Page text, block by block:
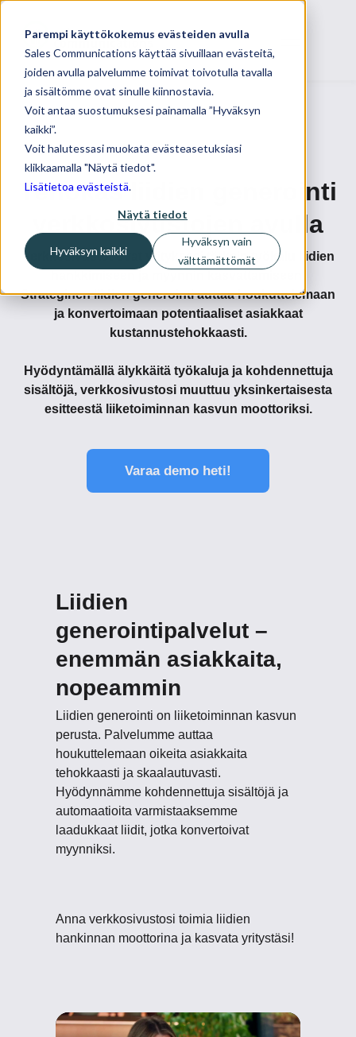
Parempi käyttökokemus evästeiden avulla
Sales Communications käyttää sivuillaan evästeitä,
joiden avulla palvelumme toimivat toivotulla tavalla
ja sisältömme ovat sinulle kiinnostavia.
Voit antaa suostumuksesi painamalla ”Hyväksyn
kaikki”.
Voit halutessasi muokata evästeasetuksiasi
klikkaamalla "Näytä tiedot".
Lisätietoa evästeistä.
Näytä tiedot
Hyväksyn kaikki
Hyväksyn vain
välttämättömät
Tehokas liidien generointi
verkkosivustojen avulla
Verkkosivustot ovat yrityksesi tärkein työkalu liidien
Strateginen liidien generointi auttaa houkuttelemaan
ja konvertoimaan potentiaaliset asiakkaat
kustannustehokkaasti.
Hyödyntämällä älykkäitä työkaluja ja kohdennettuja
sisältöjä, verkkosivustosi muuttuu yksinkertaisesta
esitteestä liiketoiminnan kasvun moottoriksi.
Varaa demo heti!
Liidien
generointipalvelut –
enemmän asiakkaita,
nopeammin
Liidien generointi on liiketoiminnan kasvun
perusta. Palvelumme auttaa
houkuttelemaan oikeita asiakkaita
tehokkaasti ja skaalautuvasti.
Hyödynnämme kohdennettuja sisältöjä ja
automaatioita varmistaaksemme
laadukkaat liidit, jotka konvertoivat
myynniksi.
Anna verkkosivustosi toimia liidien
hankinnan moottorina ja kasvata yritystäsi!